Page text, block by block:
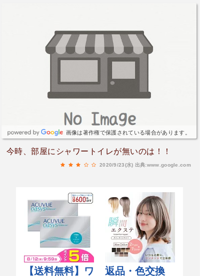
画像は著作権で保護されている場合があります。
今時、部屋にシャワートイレが無いのは！！
2020/9/23(水) 出典:www.google.com